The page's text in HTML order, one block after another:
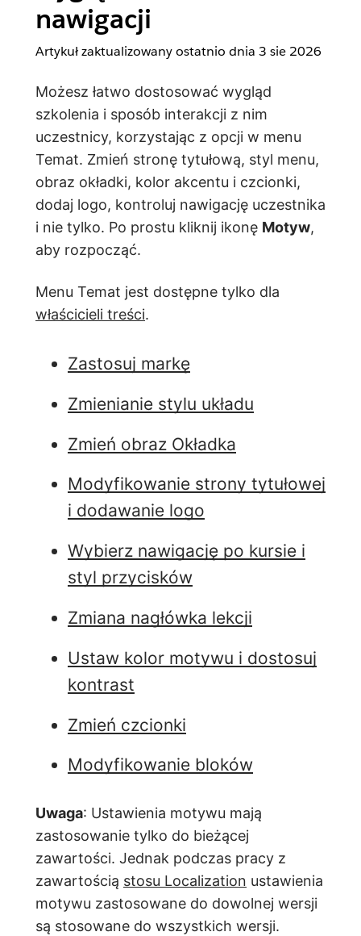
nawigacji
Artykuł zaktualizowany ostatnio dnia 3 sie 2026
Możesz łatwo dostosować wygląd
szkolenia i sposób interakcji z nim
uczestnicy, korzystając z opcji w menu
Temat. Zmień stronę tytułową, styl menu,
obraz okładki, kolor akcentu i czcionki,
dodaj logo, kontroluj nawigację uczestnika
i nie tylko. Po prostu kliknij ikonę Motyw,
aby rozpocząć.
Menu Temat jest dostępne tylko dla
właścicieli treści.
Zastosuj markę
Zmienianie stylu układu
Zmień obraz Okładka
Modyfikowanie strony tytułowej
i dodawanie logo
Wybierz nawigację po kursie i
styl przycisków
Zmiana nagłówka lekcji
Ustaw kolor motywu i dostosuj
kontrast
Zmień czcionki
Modyfikowanie bloków
Uwaga: Ustawienia motywu mają
zastosowanie tylko do bieżącej
zawartości. Jednak podczas pracy z
zawartością stosu Localization ustawienia
motywu zastosowane do dowolnej wersji
są stosowane do wszystkich wersji.